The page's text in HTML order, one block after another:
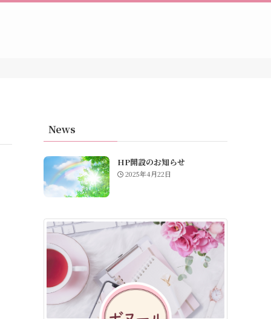
News
HP開設のお知らせ
2025年4月22日